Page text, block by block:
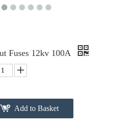
Fuses 12kv 100A
Add to Basket